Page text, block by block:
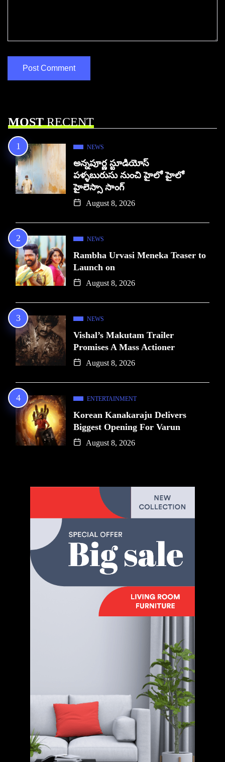
MOSTRECENT
NEWS
అన్నపూర్ణ స్టూడియోస్
పళ్ళబురుసు నుంచి హైలో హైలో
హైలెస్సా సాంగ్
August 8, 2026
NEWS
Rambha Urvasi Meneka Teaser to
Launch on
August 8, 2026
NEWS
Vishal’s Makutam Trailer
Promises A Mass Actioner
August 8, 2026
ENTERTAINMENT
Korean Kanakaraju Delivers
Biggest Opening For Varun
August 8, 2026